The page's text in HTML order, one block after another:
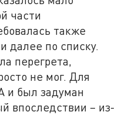
части
также
далее по списку.
перегрета,
не мог. Для
и был задуман
впоследствии – из-